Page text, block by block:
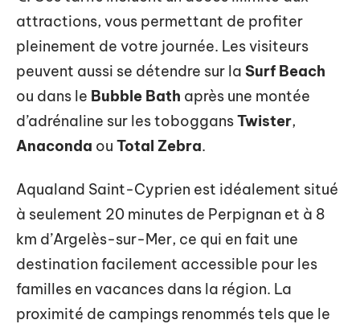
attractions, vous permettant de profiter
pleinement de votre journée. Les visiteurs
peuvent aussi se détendre sur la Surf Beach
ou dans le Bubble Bath après une montée
d’adrénaline sur les toboggansTwister,
Anaconda ou Total Zebra.
Aqualand Saint-Cyprien est idéalement situé
à seulement 20 minutes de Perpignan et à 8
km d’Argelès-sur-Mer, ce qui en fait une
destination facilement accessible pour les
familles en vacances dans la région. La
proximité de campings renommés tels que le